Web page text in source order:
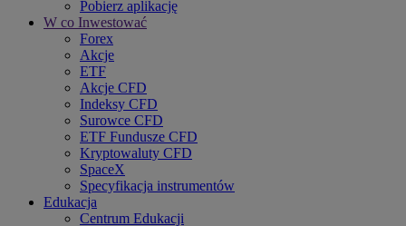
Pobierz aplikację
W co Inwestować
Forex
Akcje
ETF
Akcje CFD
Indeksy CFD
Surowce CFD
ETF Fundusze CFD
Kryptowaluty CFD
SpaceX
Specyfikacja instrumentów
Edukacja
Centrum Edukacji